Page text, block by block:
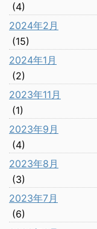
(4)
2024年2月
(15)
2024年1月
(2)
2023年11月
(1)
2023年9月
(4)
2023年8月
(3)
2023年7月
(6)